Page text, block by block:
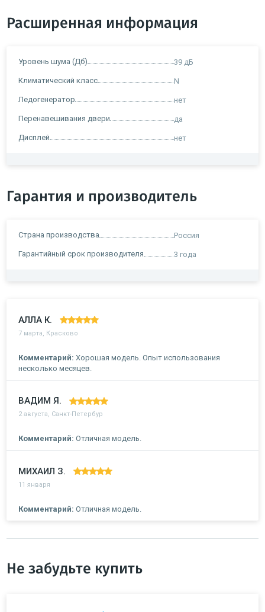
Расширенная информация
Уровень шума (Дб) 39 дБ
Климатический класс N
Ледогенератор нет
Перенавешивания двери да
Дисплей нет
Гарантия и производитель
Страна производства Россия
Гарантийный срок производителя 3 года
АЛЛА К.
7 марта, Красково
Комментарий: Хорошая модель. Опыт использования
несколько месяцев.
ВАДИМ Я.
2 августа, Санкт-Петербур
Комментарий: Отличная модель.
МИХАИЛ З.
11 января
Комментарий: Отличная модель.
Не забудьте купить